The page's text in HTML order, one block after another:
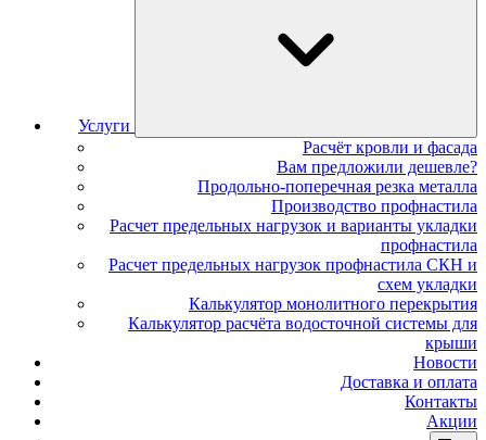
Услуги
Расчёт кровли и фасада
Вам предложили дешевле?
Продольно-поперечная резка металла
Производство профнастила
Расчет предельных нагрузок и варианты укладки
профнастила
Расчет предельных нагрузок профнастила СКН и
схем укладки
Калькулятор монолитного перекрытия
Калькулятор расчёта водосточной системы для
крыши
Новости
Доставка и оплата
Контакты
Акции